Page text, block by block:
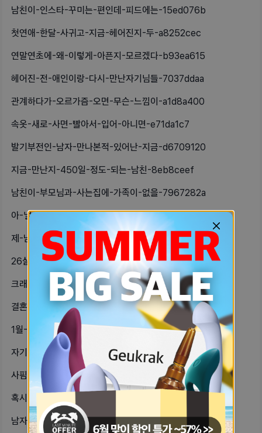
남친이-인스타-꾸미는-편인데-피드에는-15ed076b
첫연애-한달-사귀고-지금-헤어진지-두-a8252cec
연말연초에-왜-이렇게-아픈지-모르겠다-b93ea615
헤어진-전-애인이랑-다시-만난자기님들-7037ddaa
관계하다가-오르가즘-오면-무슨-느낌이-a1d8a400
속옷-새로-사면-빨아서-입어-아니면-e71da1c7
발기부전인-남자-만나본적-있어난-지금-d6709120
지금-만난지-450일-정도-되는-남친-8eb8ceef
남친이-부모님과-사는집에-가족이-없을-7967282a
아-낼-오전-10시-피티-예약만-아녀-419b87af
제-남친은-두껍고-짧은-성기를-가지고-598b6a7f
26살-모솔인데-연애하고-싶어그렇다고-296bd7df
크래딧-정립하면-뭐가-좋아-99259cc6
결혼같은거에서아빠랑-엄마-중-누구의-364b3c88
1월-2일4일-콘돔하고-관계를-했는데-a1183169
자기들-부모님은-뉴진스랑-방탄-다-아-12737973
사핌약을-14에-먹었고-생리-예정일은-2a3218c7
혹시-봄브~여쿨-자기들-중에아멜리-버-daa77da3
남자친구가-나랑-전화하거나-같이-있으-fb15c55e